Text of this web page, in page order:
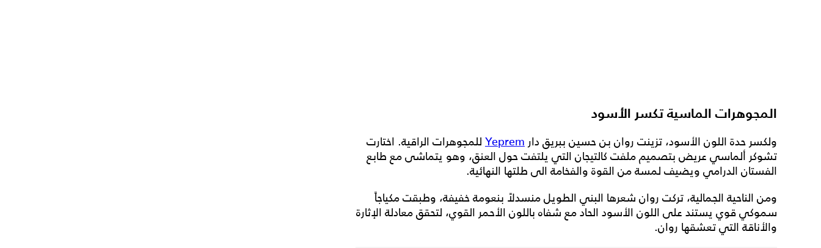
المجوهرات الماسية تكسر الأسود
ولكسر حدة اللون الأسود، تزينت روان بن حسين ببريق دار Yeprem للمجوهرات الراقية. اختارت
تشوكر ألماسي عريض بتصميم ملفت كالتيجان التي يلتفت حول العنق، وهو يتماشى مع طابع
الفستان الدرامي ويضيف لمسة من القوة والفخامة الى طلتها النهائية.
ومن الناحية الجمالية، تركت روان شعرها البني الطويل منسدلاً بنعومة خفيفة، وطبقت مكياجاً
سموكي قوي يستند على اللون الأسود الحاد مع شفاه باللون الأحمر القوي، لتحقق معادلة الإثارة
والأناقة التي تعشقها روان.